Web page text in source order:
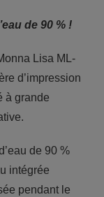
de 90 % !
Lisa ML-
d’impression
à grande
de 90 %
intégrée
pendant le